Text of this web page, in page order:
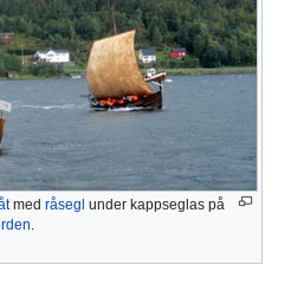
med råsegl under kappseglas på